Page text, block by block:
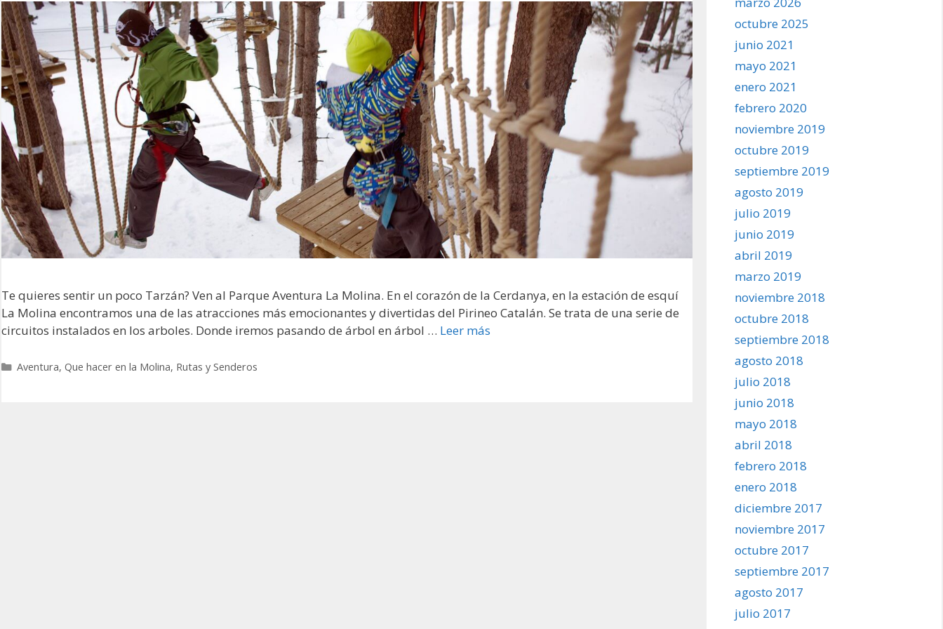
Te quieres sentir un poco Tarzán? Ven al Parque Aventura La Molina. En el corazón de la Cerdanya, en la estación de esquí
La Molina encontramos una de las atracciones más emocionantes y divertidas del Pirineo Catalán. Se trata de una serie de
circuitos instalados en los arboles. Donde iremos pasando de árbol en árbol … Leer más
Categorías
Aventura, Que hacer en la Molina, Rutas y Senderos
octubre 2025
junio 2021
mayo 2021
enero 2021
febrero 2020
noviembre 2019
octubre 2019
septiembre 2019
agosto 2019
julio 2019
junio 2019
abril 2019
marzo 2019
noviembre 2018
octubre 2018
septiembre 2018
agosto 2018
julio 2018
junio 2018
mayo 2018
abril 2018
febrero 2018
enero 2018
diciembre 2017
noviembre 2017
octubre 2017
septiembre 2017
agosto 2017
julio 2017